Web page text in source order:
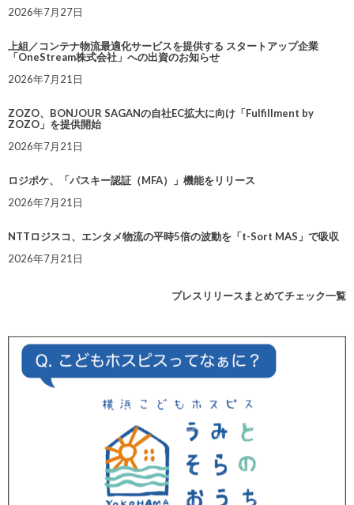
2026年7月27日
上組／コンテナ物流最適化サービスを提供する スタートアップ企業
「OneStream株式会社」への出資のお知らせ
2026年7月21日
ZOZO、BONJOUR SAGANの自社EC拡大に向け「Fulfillment by
ZOZO」を提供開始
2026年7月21日
ロジポケ、「パスキー認証（MFA）」機能をリリース
2026年7月21日
NTTロジスコ、エンタメ物流の平時5倍の波動を「t-Sort MAS」で吸収
2026年7月21日
プレスリリースまとめてチェック一覧